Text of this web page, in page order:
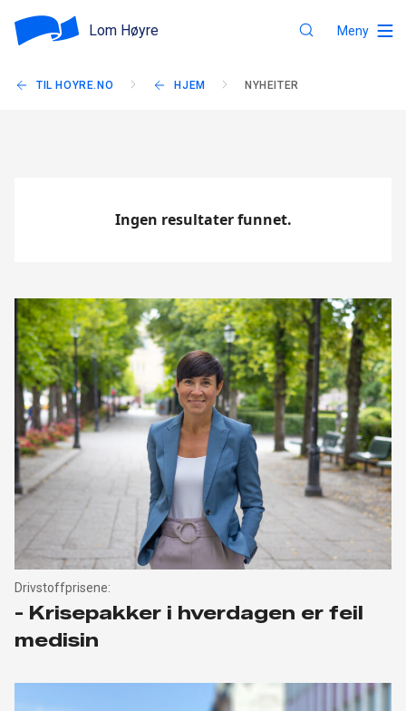
Lom Høyre Meny
TIL HOYRE.NO HJEM NYHEITER
Ingen resultater funnet.
Drivstoffprisene:
- Krisepakker i hverdagen er feil
medisin